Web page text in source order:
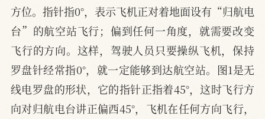
方位。指针指0°，表示飞机正对着地面设有“归航电
台”的航空站飞行；偏到任何一角度，就需要改变
飞行的方向。这样，驾驶人员只要操纵飞机，保持
罗盘针经常指0°，就一定能够到达航空站。图1是无
线电罗盘的形状，它的指针正指着45°，这时飞行方
向对归航电台讲正偏西45°，飞机在任何方向飞行，